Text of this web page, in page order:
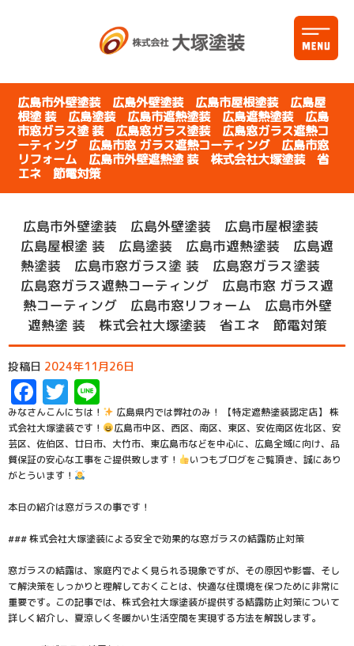
広島市外壁塗装 広島外壁塗装 広島市屋根塗装 広島屋
根塗 装 広島塗装 広島市遮熱塗装 広島遮熱塗装 広島
市窓ガラス塗 装 広島窓ガラス塗装 広島窓ガラス遮熱コ
ーティング 広島市窓 ガラス遮熱コーティング 広島市窓
リフォーム 広島市外壁遮熱塗 装 株式会社大塚塗装 省
エネ 節電対策
広島市外壁塗装 広島外壁塗装 広島市屋根塗装
広島屋根塗 装 広島塗装 広島市遮熱塗装 広島遮
熱塗装 広島市窓ガラス塗 装 広島窓ガラス塗装
広島窓ガラス遮熱コーティング 広島市窓 ガラス遮
熱コーティング 広島市窓リフォーム 広島市外壁
遮熱塗 装 株式会社大塚塗装 省エネ 節電対策
投稿日 2024年11月26日
Facebook
Twitter
みなさんこんにちは！
広島県内では弊社のみ！ 【特定遮熱塗装認定店】 株
式会社大塚塗装です！
広島市中区、西区、南区、東区、安佐南区佐北区、安
芸区、佐伯区、廿日市、大竹市、東広島市などを中心に、広島全域に向け、品
質保証の安心な工事をご提供致します！
いつもブログをご覧頂き、誠にあり
がとういます！
本日の紹介は窓ガラスの事です！
### 株式会社大塚塗装による安全で効果的な窓ガラスの結露防止対策
窓ガラスの結露は、家庭内でよく見られる現象ですが、その原因や影響、そし
て解決策をしっかりと理解しておくことは、快適な住環境を保つために非常に
重要です。この記事では、株式会社大塚塗装が提供する結露防止対策について
詳しく紹介し、夏涼しく冬暖かい生活空間を実現する方法を解説します。